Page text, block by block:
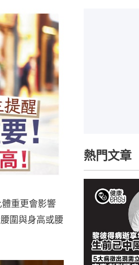
重更會影響
圍與身高或腰
熱門文章